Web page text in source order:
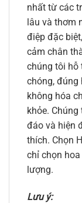
nhất từ các
lâu và thơm
điệp đặc
cảm chân
chúng tôi hỗ
chóng, đúng
không hóa
khỏe.
đáo và hiện
thích. Chọn
chỉ chọn
lượng.
Lưu ý: